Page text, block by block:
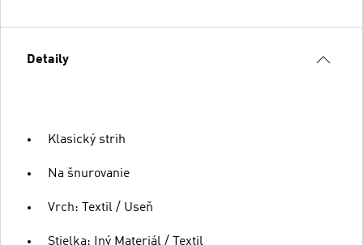
Detaily
Klasický strih
Na šnurovanie
Vrch: Textil / Useň
Stielka: Iný Materiál / Textil